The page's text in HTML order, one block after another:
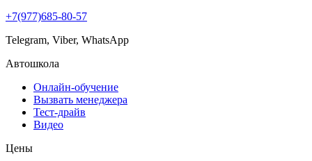
+7(977)685-80-57
Telegram, Viber, WhatsApp
Автошкола
Онлайн-обучение
Вызвать менеджера
Тест-драйв
Видео
Цены